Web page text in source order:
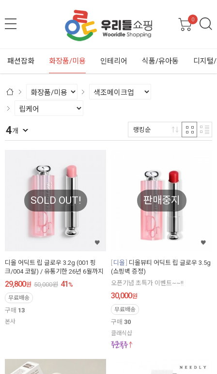
0
패션잡화 화장품/미용 인테리어 식품/유아동 디지털
4개 랭킹순
SOLD OUT!
디올 어딕트 립 글로우 3.2g (001 핑
크/004 코랄) / 유통기한 26년 6월까지
29,800원 50,000원 41 %
무료배송
구매 13
본사
판매중지
디올
디올뷰티 어딕트 립 글로우 3.5g
(쇼핑백 증정)
오픈기념 초특가 이벤트~~!!
30,000원
무료배송
구매 30
클래식샵